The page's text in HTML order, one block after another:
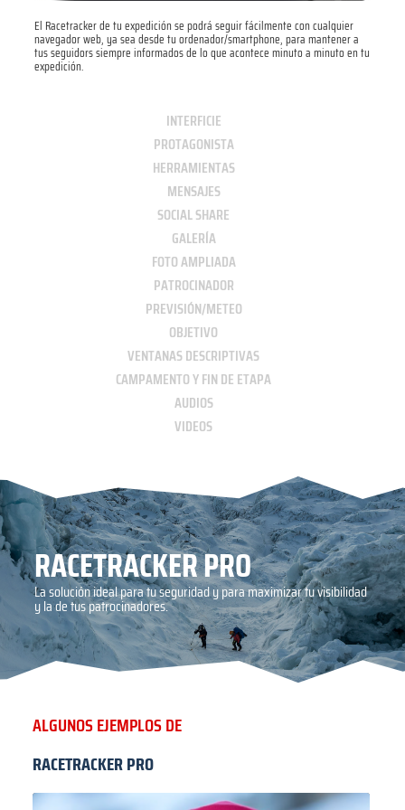
El Racetracker de tu expedición se podrá seguir fácilmente con cualquier
navegador web, ya sea desde tu ordenador/smartphone, para mantener a
tus seguidors siempre informados de lo que acontece minuto a minuto en tu
expedición.
INTERFICIE
PROTAGONISTA
HERRAMIENTAS
MENSAJES
SOCIAL SHARE
GALERÍA
FOTO AMPLIADA
PATROCINADOR
PREVISIÓN/METEO
OBJETIVO
VENTANAS DESCRIPTIVAS
CAMPAMENTO Y FIN DE ETAPA
AUDIOS
VIDEOS
RACETRACKER PRO
La solución ideal para tu seguridad y para maximizar tu visibilidad
y la de tus patrocinadores.
ALGUNOS EJEMPLOS DE
RACETRACKER PRO